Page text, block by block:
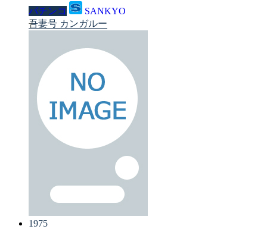
パチンコ
SANKYO
吾妻号 カンガルー
1975